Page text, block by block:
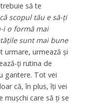
să te
scopul tău e să-ți
i o formă mai
sunt mai bune
urmare, urmează și
ți rutina de
gantere. Tot vei
că, în plus, îți vei
mușchi care să ți se